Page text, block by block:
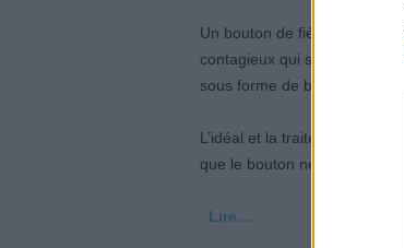
Un bouton de fièvre », ou
contagieux qui se transmet
sous forme de bulles,
L’idéal et la traiter dès
que le bouton ne
Lire…